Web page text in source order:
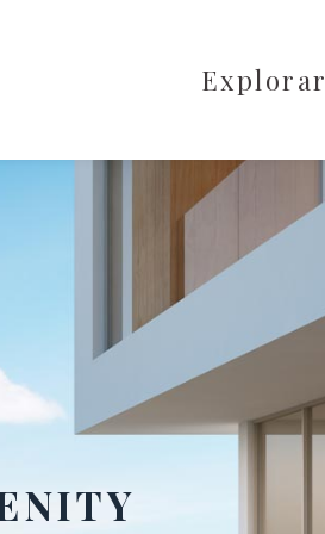
Explorar